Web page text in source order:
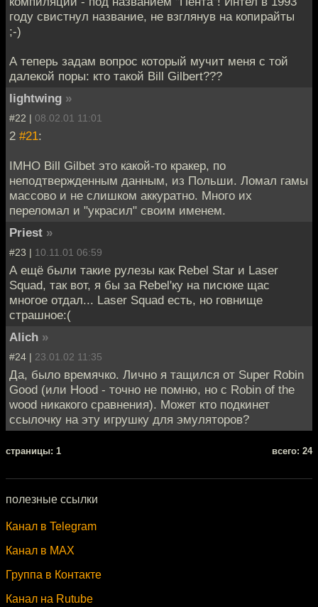
году свистнул название, не взглянув на копирайты
;-)
А теперь задам вопрос который мучит меня с той
далекой поры: кто такой Bill Gilbert???
lightwing »
#22 | 08.02.01 11:01
2 #21:
IMHO Bill Gilbet это какой-то кракер, по
неподтвержденным данным, из Польши. Ломал гамы
массово и не слишком аккуратно. Много их
переломал и "украсил" своим именем.
Priest »
#23 | 10.11.01 06:59
А ещё были такие рулезы как Rebel Star и Laser
Squad, так вот, я бы за Rebel'ку на писюке щас
многое отдал... Laser Squad есть, но говнище
страшное:(
Alich »
#24 | 23.01.02 11:35
Да, было времячко. Лично я тащился от Super Robin
Good (или Hood - точно не помню, но с Robin of the
wood никакого сравнения). Может кто подкинет
ссылочку на эту игрушку для эмуляторов?
cтраницы: 1 всего: 24
полезные ссылки
Канал в Telegram
Канал в MAX
Группа в Контакте
Канал на Rutube